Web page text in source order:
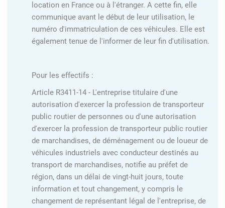
location en France ou à l'étranger. A cette fin, elle
communique avant le début de leur utilisation, le
numéro d'immatriculation de ces véhicules. Elle est
également tenue de l'informer de leur fin d'utilisation.
Pour les effectifs :
Article R3411-14 - L'entreprise titulaire d'une
autorisation d'exercer la profession de transporteur
public routier de personnes ou d'une autorisation
d'exercer la profession de transporteur public routier
de marchandises, de déménagement ou de loueur de
véhicules industriels avec conducteur destinés au
transport de marchandises, notifie au préfet de
région, dans un délai de vingt-huit jours, toute
information et tout changement, y compris le
changement de représentant légal de l'entreprise, de